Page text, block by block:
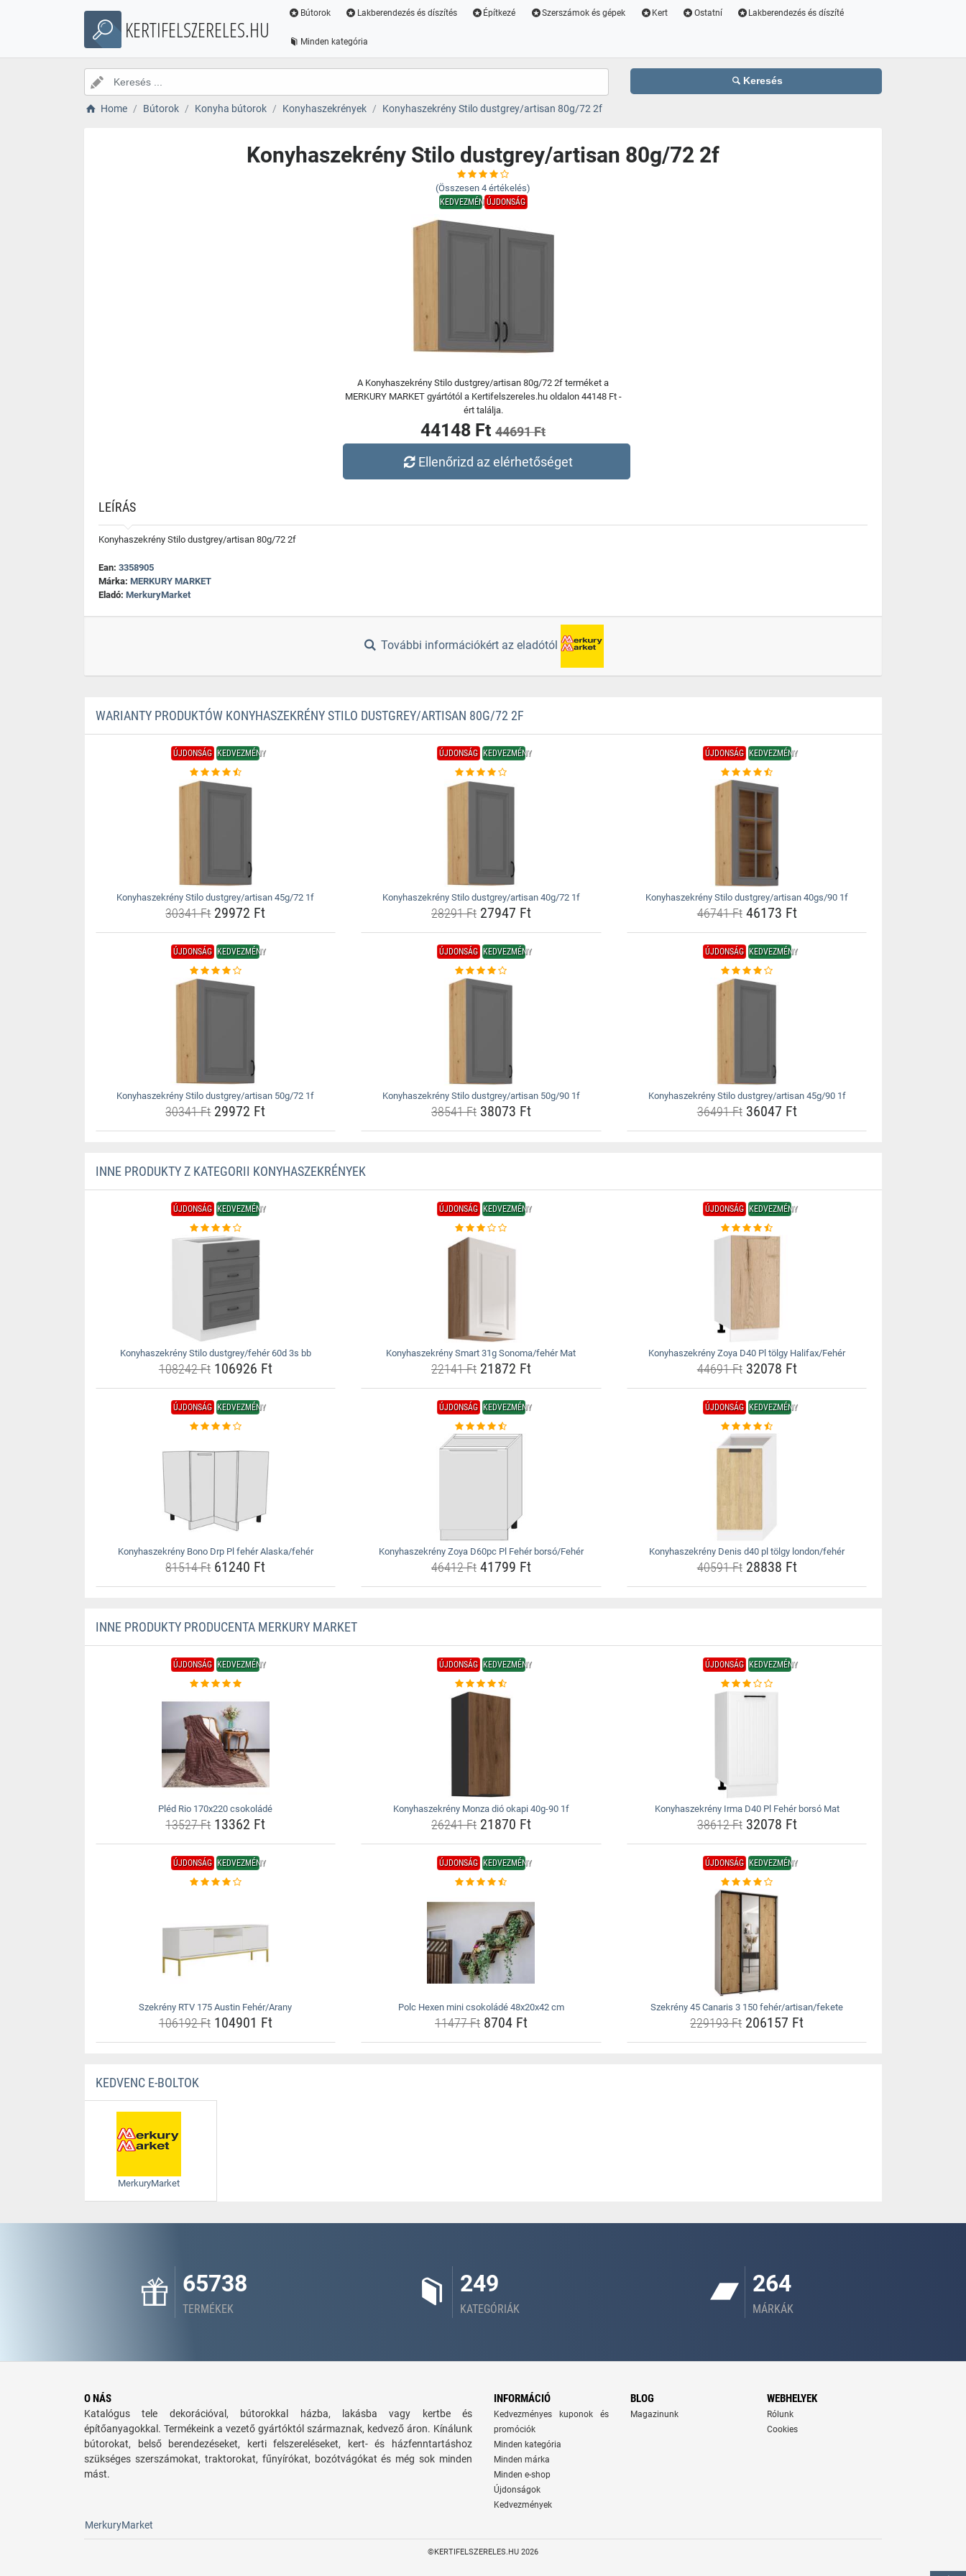
KERTIFELSZERELES.HU
Bútorok Lakberendezés és díszítés Építkezé Szerszámok és gépek Kert Ostatní Lakberendezés és díszíté
Minden kategória
Keresés
Home Bútorok Konyha bútorok Konyhaszekrények Konyhaszekrény Stilo dustgrey/artisan 80g/72 2f
Konyhaszekrény Stilo dustgrey/artisan 80g/72 2f
(Összesen 4 értékelés)
KEDVEZMÉNYÚJDONSÁG
A Konyhaszekrény Stilo dustgrey/artisan 80g/72 2f terméket a
MERKURY MARKET gyártótól a Kertifelszereles.hu oldalon 44148 Ft -
ért találja.
44148 Ft 44691 Ft
Ellenőrizd az elérhetőséget
LEÍRÁS
Konyhaszekrény Stilo dustgrey/artisan 80g/72 2f
Ean: 3358905
Márka: MERKURY MARKET
Eladó: MerkuryMarket
További információkért az eladótól
WARIANTY PRODUKTÓW KONYHASZEKRÉNY STILO DUSTGREY/ARTISAN 80G/72 2F
ÚJDONSÁG KEDVEZMÉNY
Konyhaszekrény Stilo dustgrey/artisan 45g/72 1f
30341 Ft29972 Ft
ÚJDONSÁG KEDVEZMÉNY
Konyhaszekrény Stilo dustgrey/artisan 40g/72 1f
28291 Ft27947 Ft
ÚJDONSÁG KEDVEZMÉNY
Konyhaszekrény Stilo dustgrey/artisan 40gs/90 1f
46741 Ft46173 Ft
ÚJDONSÁG KEDVEZMÉNY
Konyhaszekrény Stilo dustgrey/artisan 50g/72 1f
30341 Ft29972 Ft
ÚJDONSÁG KEDVEZMÉNY
Konyhaszekrény Stilo dustgrey/artisan 50g/90 1f
38541 Ft38073 Ft
ÚJDONSÁG KEDVEZMÉNY
Konyhaszekrény Stilo dustgrey/artisan 45g/90 1f
36491 Ft36047 Ft
INNE PRODUKTY Z KATEGORII KONYHASZEKRÉNYEK
ÚJDONSÁG KEDVEZMÉNY
Konyhaszekrény Stilo dustgrey/fehér 60d 3s bb
108242 Ft106926 Ft
ÚJDONSÁG KEDVEZMÉNY
Konyhaszekrény Smart 31g Sonoma/fehér Mat
22141 Ft21872 Ft
ÚJDONSÁG KEDVEZMÉNY
Konyhaszekrény Zoya D40 Pl tölgy Halifax/Fehér
44691 Ft32078 Ft
ÚJDONSÁG KEDVEZMÉNY
Konyhaszekrény Bono Drp Pl fehér Alaska/fehér
81514 Ft61240 Ft
ÚJDONSÁG KEDVEZMÉNY
Konyhaszekrény Zoya D60pc Pl Fehér borsó/Fehér
46412 Ft41799 Ft
ÚJDONSÁG KEDVEZMÉNY
Konyhaszekrény Denis d40 pl tölgy london/fehér
40591 Ft28838 Ft
INNE PRODUKTY PRODUCENTA MERKURY MARKET
ÚJDONSÁG KEDVEZMÉNY
Pléd Rio 170x220 csokoládé
13527 Ft13362 Ft
ÚJDONSÁG KEDVEZMÉNY
Konyhaszekrény Monza dió okapi 40g-90 1f
26241 Ft21870 Ft
ÚJDONSÁG KEDVEZMÉNY
Konyhaszekrény Irma D40 Pl Fehér borsó Mat
38612 Ft32078 Ft
ÚJDONSÁG KEDVEZMÉNY
Szekrény RTV 175 Austin Fehér/Arany
106192 Ft104901 Ft
ÚJDONSÁG KEDVEZMÉNY
Polc Hexen mini csokoládé 48x20x42 cm
11477 Ft8704 Ft
ÚJDONSÁG KEDVEZMÉNY
Szekrény 45 Canaris 3 150 fehér/artisan/fekete
229193 Ft 206157 Ft
KEDVENC E-BOLTOK
MerkuryMarket
65738
TERMÉKEK
249
KATEGÓRIÁK
264
MÁRKÁK
O NÁS
Katalógus tele dekorációval, bútorokkal házba, lakásba vagy kertbe és
építőanyagokkal. Termékeink a vezető gyártóktól származnak, kedvező áron. Kínálunk
bútorokat, belső berendezéseket, kerti felszereléseket, kert- és házfenntartáshoz
szükséges szerszámokat, traktorokat, fűnyírókat, bozótvágókat és még sok minden
mást.
INFORMÁCIÓ
Kedvezményes kuponok és
promóciók
Minden kategória
Minden márka
Minden e-shop
Újdonságok
Kedvezmények
BLOG
Magazinunk
WEBHELYEK
Rólunk
Cookies
MerkuryMarket
©KERTIFELSZERELES.HU 2026